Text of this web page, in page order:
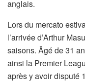
anglais.
Lors du mercato
l’arrivée d’Arthur
saisons. Âgé de 31
ainsi la Premier
après y avoir disputé